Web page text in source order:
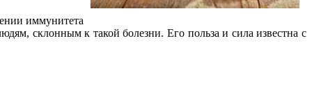
иммунитета
склонным к такой болезни. Его польза и сила известна с